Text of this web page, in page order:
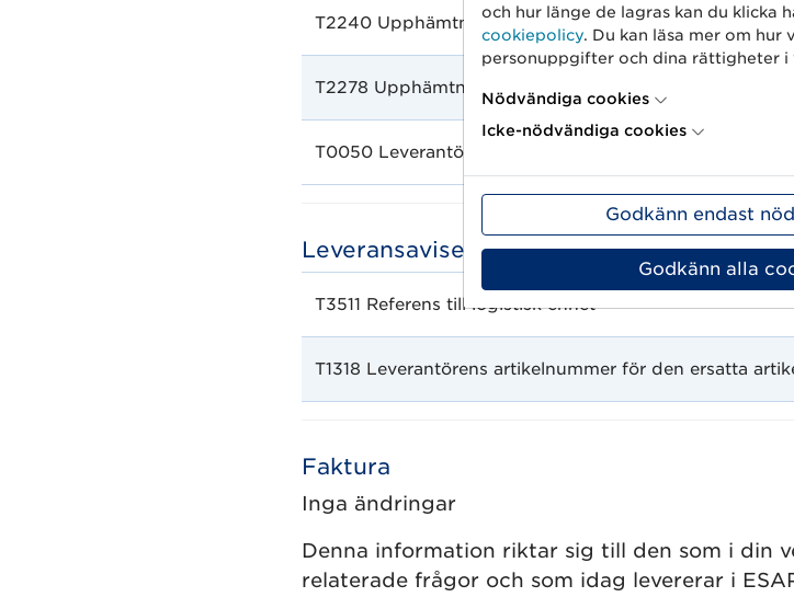
T2240 Upphämtningsplatsens identitet GLN
T2278 Upphämtningstidpunkt för artikel
T0050 Leverantörens artikelnummer för
Leveransavisering
T3511 Referens till logistisk enhet
T1318 Leverantörens artikelnummer för den ersatta
Faktura
Inga ändringar
Denna information riktar sig till den som i din
relaterade frågor och som idag levererar i
och hur länge de lagras kan du klicka
cookiepolicy. Du kan läsa mer om hur
personuppgifter och dina rättigheter i
Nödvändiga cookies
Icke-nödvändiga cookies
Godkänn endast
Godkänn alla